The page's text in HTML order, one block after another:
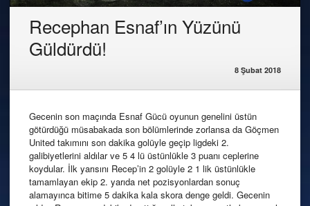
Recephan Esnaf’ın Yüzünü
Güldürdü!
8 Şubat 2018
Gecenin son maçında Esnaf Gücü oyunun genelini üstün
götürdüğü müsabakada son bölümlerinde zorlansa da Göçmen
United takımını son dakika golüyle geçip ligdeki 2.
galibiyetlerini aldılar ve 5 4 lü üstünlükle 3 puanı ceplerine
koydular. İlk yarısını Recep’in 2 golüyle 2 1 lik üstünlükle
tamamlayan ekip 2. yarıda net pozisyonlardan sonuç
alamayınca bitime 5 dakika kala skora denge geldi. Gecenin